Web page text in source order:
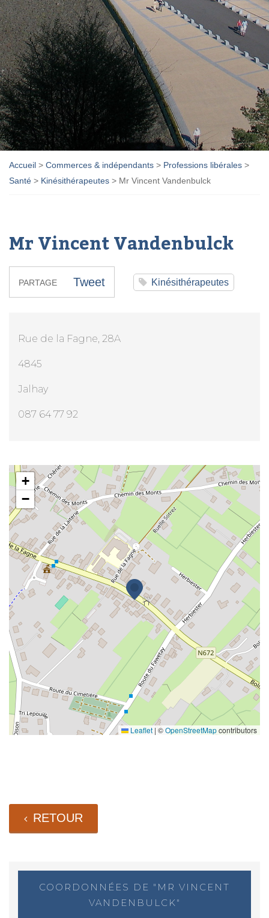
Accueil > Commerces & indépendants > Professions libérales >
Santé > Kinésithérapeutes > Mr Vincent Vandenbulck
Mr Vincent Vandenbulck
PARTAGE Tweet Kinésithérapeutes
Rue de la Fagne, 28A
4845
Jalhay
087 64 77 92
Mr Vincent Vandenbulck
+
−
Leaflet | ©OpenStreetMapcontributors
RETOUR
COORDONNÉES DE "MR VINCENT
VANDENBULCK"